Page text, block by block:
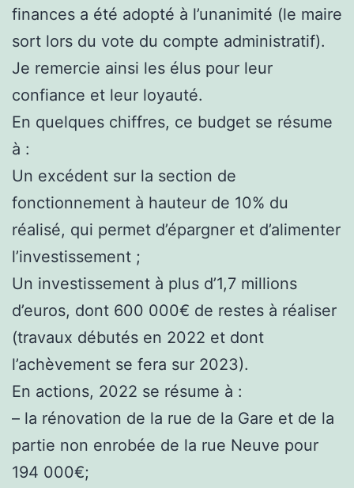
finances a été adopté à l’unanimité (le maire
sort lors du vote du compte administratif).
Je remercie ainsi les élus pour leur
confiance et leur loyauté.
En quelques chiffres, ce budget se résume
à :
Un excédent sur la section de
fonctionnement à hauteur de 10% du
réalisé, qui permet d’épargner et d’alimenter
l’investissement ;
Un investissement à plus d’1,7 millions
d’euros, dont 600 000€ de restes à réaliser
(travaux débutés en 2022 et dont
l’achèvement se fera sur 2023).
En actions, 2022 se résume à :
– la rénovation de la rue de la Gare et de la
partie non enrobée de la rue Neuve pour
194 000€;